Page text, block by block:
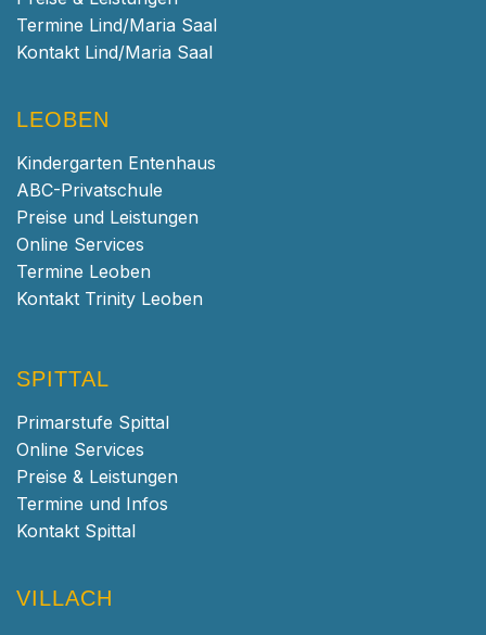
Termine Lind/Maria Saal
Kontakt Lind/Maria Saal
LEOBEN
Kindergarten Entenhaus
ABC-Privatschule
Preise und Leistungen
Online Services
Termine Leoben
Kontakt Trinity Leoben
SPITTAL
Primarstufe Spittal
Online Services
Preise & Leistungen
Termine und Infos
Kontakt Spittal
VILLACH